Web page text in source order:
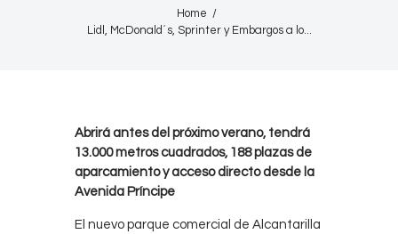
Home
Lidl, McDonald´s, Sprinter y Embargos a lo...
Abrirá antes del próximo verano, tendrá
13.000 metros cuadrados, 188 plazas de
aparcamiento y acceso directo desde la
Avenida Príncipe
El nuevo parque comercial de Alcantarilla